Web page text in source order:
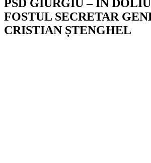
PSD GIURGIU – ÎN
FOSTUL SECRETAR
CRISTIAN ȘTENGHEL